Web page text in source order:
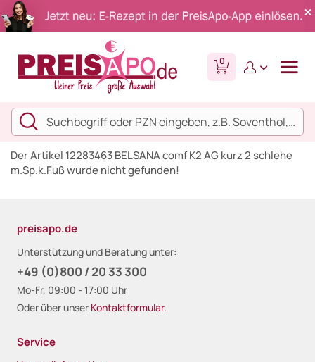
0
Der Artikel 12283463 BELSANA comf K2 AG kurz 2 schlehe
m.Sp.k.Fuß wurde nicht gefunden!
preisapo.de
Unterstützung und Beratung unter:
+49 (0)800 / 20 33 300
Mo-Fr, 09:00 - 17:00 Uhr
Oder über unser Kontaktformular.
Service